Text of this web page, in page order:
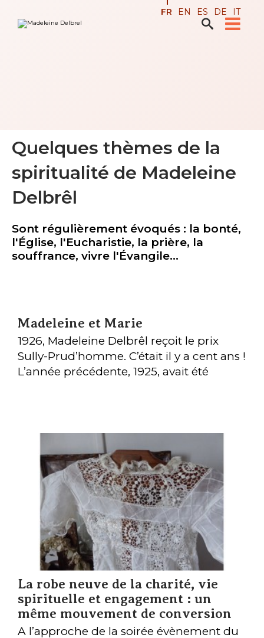
contenu.

Recherche avancée…
FR EN ES DE IT
Quelques thèmes de la
spiritualité de Madeleine
Delbrêl
Sont régulièrement évoqués : la bonté,
l'Église, l'Eucharistie, la prière, la
souffrance, vivre l'Évangile...
Madeleine et Marie
1926, Madeleine Delbrêl reçoit le prix
Sully-Prud’homme. C’était il y a cent ans !
L’année précédente, 1925, avait été
La robe neuve de la charité, vie
spirituelle et engagement : un
même mouvement de conversion
A l’approche de la soirée évènement du